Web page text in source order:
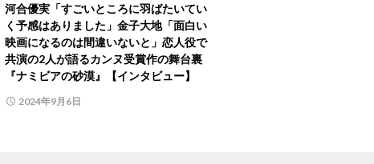
河合優実「すごいところに羽ばたいてい
く予感はありました」金子大地「面白い
映画になるのは間違いないと」恋人役で
共演の2人が語るカンヌ受賞作の舞台裏
『ナミビアの砂漠』【インタビュー】
2024年9月6日